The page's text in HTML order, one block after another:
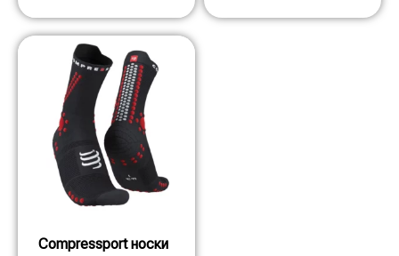
Compressport носки